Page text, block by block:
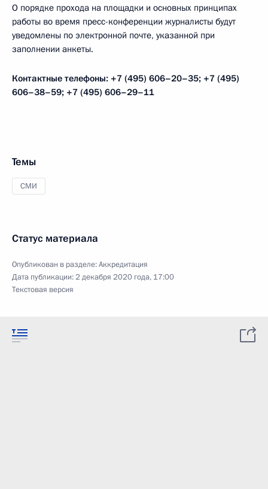
О порядке прохода на площадки и основных принципах
работы во время пресс-конференции журналисты будут
уведомлены по электронной почте, указанной при
заполнении анкеты.
Контактные телефоны: +7 (495) 606–20–35; +7 (495)
606–38–59; +7 (495) 606–29–11
Темы
СМИ
Статус материала
Опубликован в разделе:Аккредитация
Дата публикации:2 декабря 2020 года, 17:00
Текстовая версия